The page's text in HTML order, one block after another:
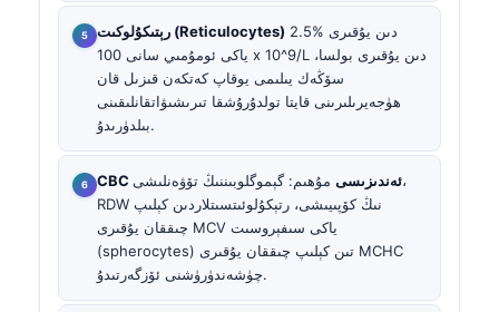
رېتىكۇلوكىت (Reticulocytes) 2.5% دىن يۇقىرى
ياكى ئومۇمىي سانى 100 x 10^9/L دىن يۇقىرى بولسا،
سۆڭەك يىلىمى يوقاپ كەتكەن قىزىل قان
ھۈجەيرىلىرىنى قايتا تولدۇرۇشقا تىرىشىۋاتقانلىقىنى
بىلدۈرىدۇ.
CBC ئەندىزىسى مۇھىم: گېموگلوبىننىڭ تۆۋەنلىشى،
RDW نىڭ كۆپىيىشى، رتېكۇلوئىتسىتلاردىن كېلىپ
چىققان يۇقىرى MCV ياكى سىفېروسىت
(spherocytes) تىن كېلىپ چىققان يۇقىرى MCHC
چۈشەندۈرۈشنى ئۆزگەرتىدۇ.